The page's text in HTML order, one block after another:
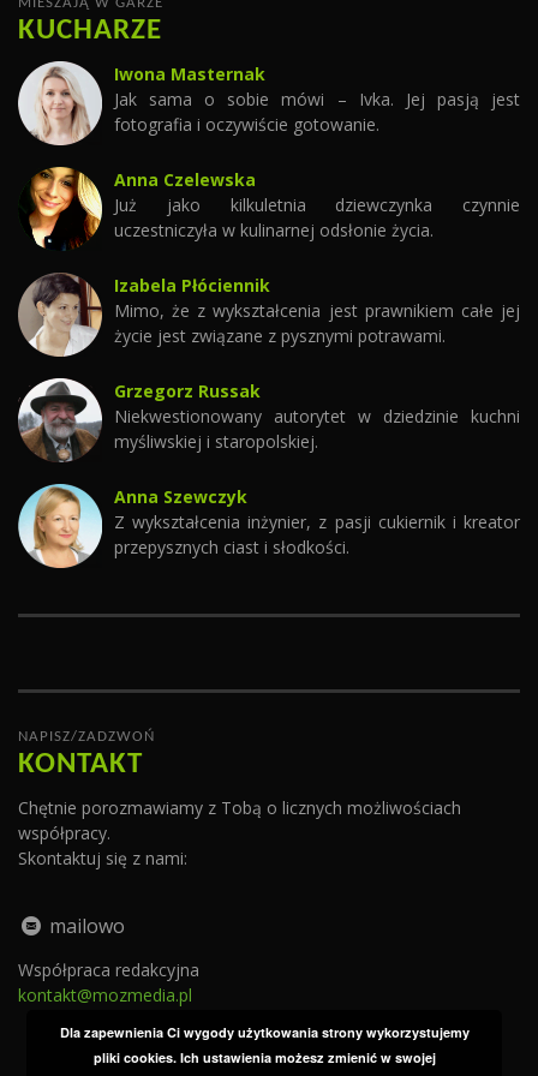
MIESZAJĄ W GARZE
KUCHARZE
Iwona Masternak
Jak sama o sobie mówi – Ivka. Jej pasją jest
fotografia i oczywiście gotowanie.
Anna Czelewska
Już jako kilkuletnia dziewczynka czynnie
uczestniczyła w kulinarnej odsłonie życia.
Izabela Płóciennik
Mimo, że z wykształcenia jest prawnikiem całe jej
życie jest związane z pysznymi potrawami.
Grzegorz Russak
Niekwestionowany autorytet w dziedzinie kuchni
myśliwskiej i staropolskiej.
Anna Szewczyk
Z wykształcenia inżynier, z pasji cukiernik i kreator
przepysznych ciast i słodkości.
NAPISZ/ZADZWOŃ
KONTAKT
Chętnie porozmawiamy z Tobą o licznych możliwościach
współpracy.
Skontaktuj się z nami:
mailowo
Współpraca redakcyjna
kontakt@mozmedia.pl
Dla zapewnienia Ci wygody użytkowania strony wykorzystujemy
pliki cookies. Ich ustawienia możesz zmienić w swojej